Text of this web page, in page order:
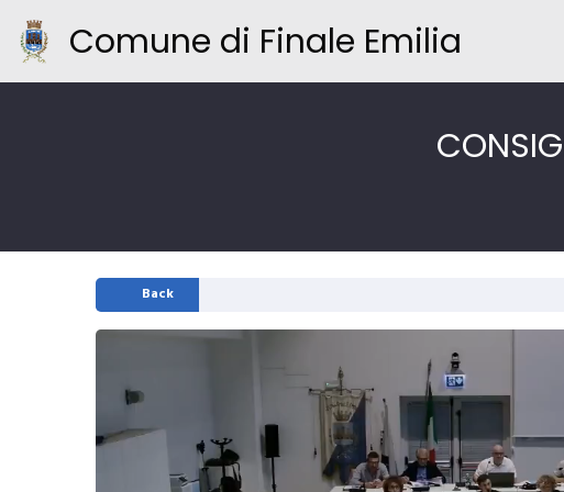
Comune di Finale Emilia
Back